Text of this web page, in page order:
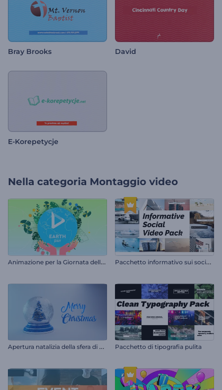
Bray Brooks David
E-Korepetycje
Nella categoria Montaggio video
A
nimazione per la Giornata della Terra P
acchetto informativo sui social media
A
pertura natalizia della sfera di neve Pacchetto di tipografia pulita